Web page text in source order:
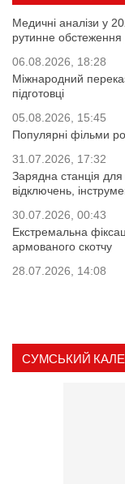
Медичні аналізи у
рутинне обстеження
06.08.2026, 18:28
Міжнародний
підготовці
05.08.2026, 15:45
Популярні фільми
31.07.2026, 17:32
Зарядна станція
відключень,
30.07.2026, 00:43
Екстремальна
армованого скотчу
28.07.2026, 14:08
СУМСЬКИЙ